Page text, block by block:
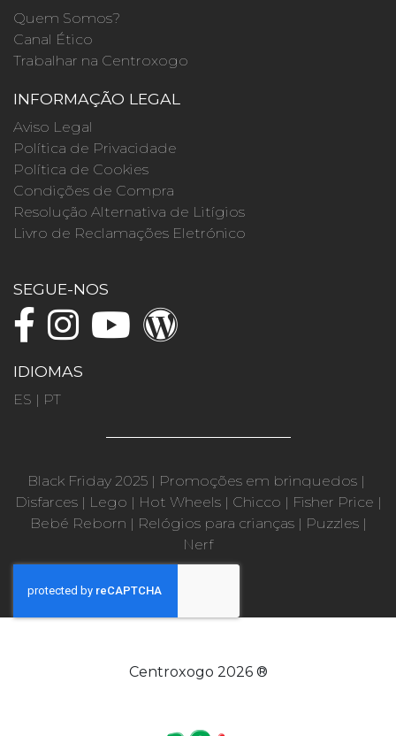
Quem Somos?
Canal Ético
Trabalhar na Centroxogo
INFORMAÇÃO LEGAL
Aviso Legal
Política de Privacidade
Política de Cookies
Condições de Compra
Resolução Alternativa de Litígios
Livro de Reclamações Eletrónico
SEGUE-NOS
IDIOMAS
ES | PT
Black Friday 2025 | Promoções em brinquedos |
Disfarces| Lego | Hot Wheels| Chicco | Fisher Price |
Bebé Reborn | Relógios para crianças| Puzzles|
Nerf
Centroxogo 2026 ®